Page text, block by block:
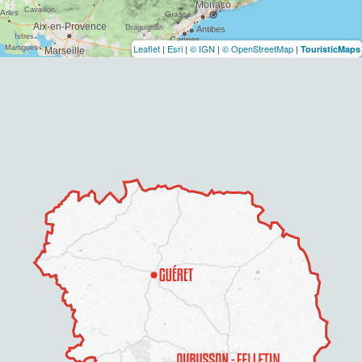
Leaflet | Esri | © IGN | © OpenStreetMap | TouristicMaps